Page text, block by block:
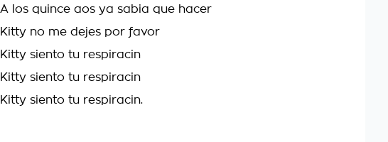
A los quince aos ya sabia que hacer
Kitty no me dejes por favor
Kitty siento tu respiracin
Kitty siento tu respiracin
Kitty siento tu respiracin.